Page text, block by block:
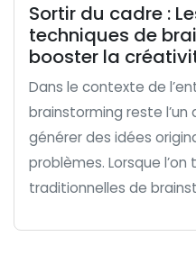
Sortir du cadre :
techniques de
booster la
Dans le contexte de
brainstorming reste
générer des idées
problèmes. Lorsque
traditionnelles de